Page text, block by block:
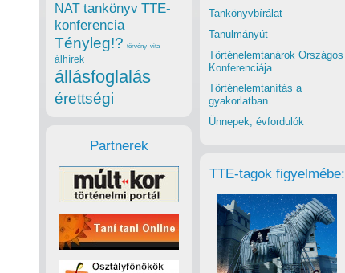
Tankönyvbírálat
Tanulmányút
Történelemtanárok Országos
Konferenciája
Történelemtanítás a
gyakorlatban
Ünnepek, évfordulók
TTE-tagok figyelmébe:
NAT tankönyv TTE-
konferencia
Tényleg!? törvény vita
álhírek
állásfoglalás
érettségi
Partnerek